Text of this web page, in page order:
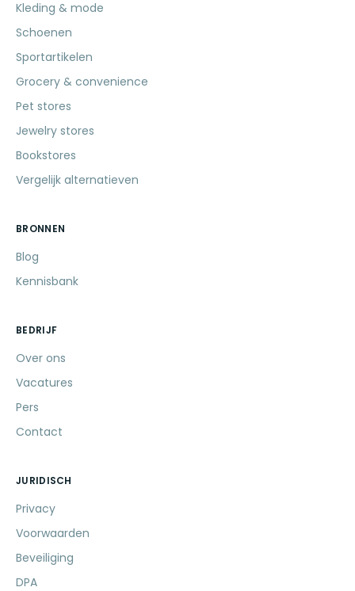
Kleding & mode
Schoenen
Sportartikelen
Grocery & convenience
Pet stores
Jewelry stores
Bookstores
Vergelijk alternatieven
BRONNEN
Blog
Kennisbank
BEDRIJF
Over ons
Vacatures
Pers
Contact
JURIDISCH
Privacy
Voorwaarden
Beveiliging
DPA